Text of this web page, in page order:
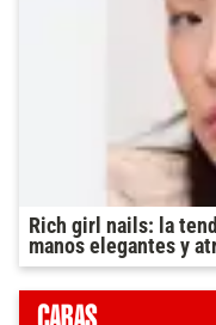
Rich girl nails: la
manos elegantes y